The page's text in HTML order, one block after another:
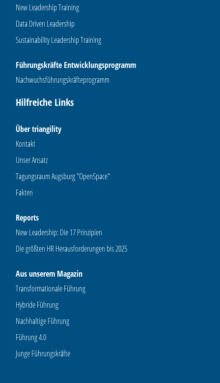
New Leadership Training
Data Driven Leadership
Sustainability Leadership Training
Führungskräfte Entwicklungsprogramm
Nachwuchsführungskräfteprogramm
Hilfreiche Links
Über triangility
Kontakt
Unser Ansatz
Tagungsraum Augsburg "OpenSpace"
Fakten
Reports
New Leadership: Die 17 Prinzipien
Die größten HR Herausforderungen bis 2025
Aus unserem Magazin
Transformationale Führung
Hybride Führung
Nachhaltige Führung
Führung 4.0
Junge Führungskräfte